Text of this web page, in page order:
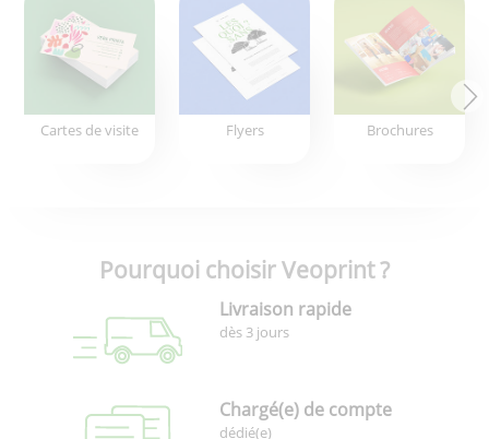
Cartes de visite Flyers Brochures
Pourquoi choisir Veoprint ?
Livraison rapide
dès 3 jours
Chargé(e) de compte
dédié(e)